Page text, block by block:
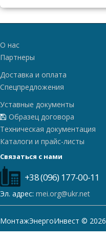
О нас
Партнеры
Доставка и оплата
Спецпредложения
Уставные документы
Образец договора
Техническая документация
Каталоги и прайс-листы
Связаться с нами
+38 (096) 177-00-11
Эл. адрес: mei.org@ukr.net
МонтажЭнергоИнвест © 2026